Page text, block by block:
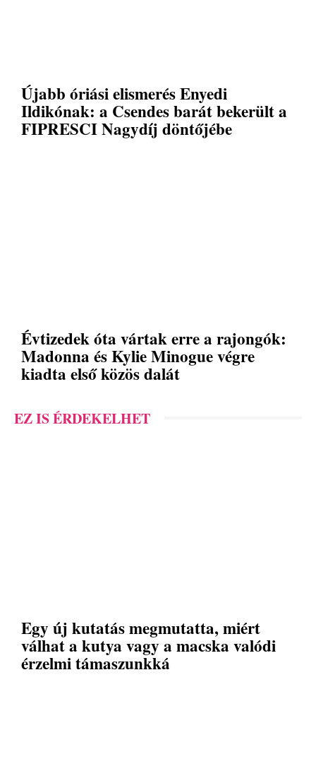
Újabb óriási elismerés Enyedi
Ildikónak: a Csendes barát bekerült a
FIPRESCI Nagydíj döntőjébe
Évtizedek óta vártak erre a rajongók:
Madonna és Kylie Minogue végre
kiadta első közös dalát
EZ IS ÉRDEKELHET
Egy új kutatás megmutatta, miért
válhat a kutya vagy a macska valódi
érzelmi támaszunkká